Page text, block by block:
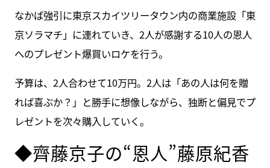
なかば強引に東京スカイツリータウン内の商業施設「東
京ソラマチ」に連れていき、2人が感謝する10人の恩人
へのプレゼント爆買いロケを行う。
予算は、2人合わせて10万円。2人は「あの人は何を贈
れば喜ぶか？」と勝手に想像しながら、独断と偏見でプ
レゼントを次々購入していく。
◆齊藤京子の“恩人”藤原紀香